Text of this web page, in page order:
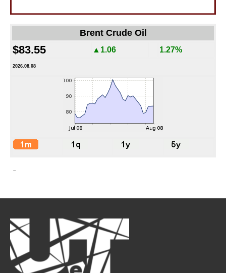
Brent Crude Oil
$83.55 ▲1.06 1.27%
2026.08.08
-